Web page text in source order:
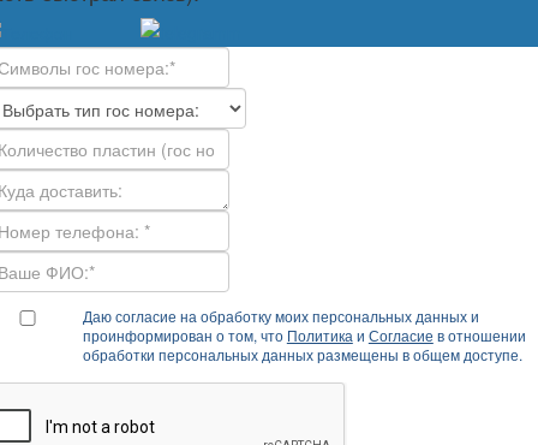
Даю согласие на обработку моих персональных данных и
проинформирован о том, что Политика и Согласие в отношении
обработки персональных данных размещены в общем доступе.